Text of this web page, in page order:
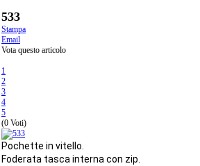
533
Stampa
Email
Vota questo articolo
1
2
3
4
5
(0 Voti)
Pochette in vitello.
Foderata tasca interna con zip.